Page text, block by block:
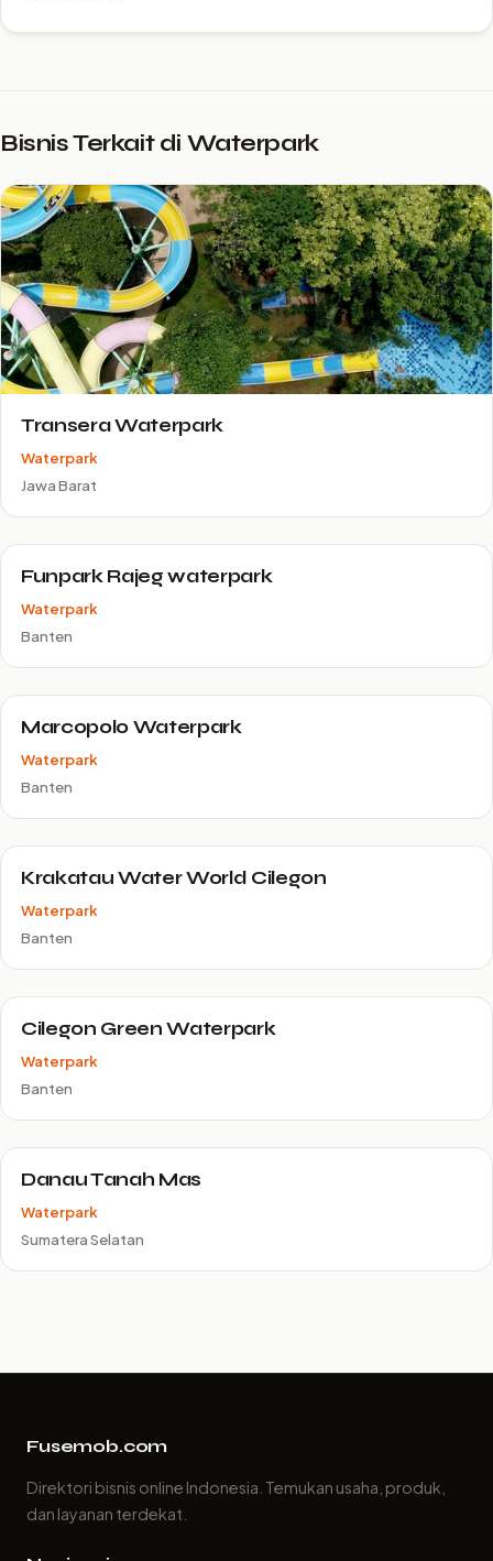
Bisnis Terkait di Waterpark
Transera Waterpark
Waterpark
Jawa Barat
Funpark Rajeg waterpark
Waterpark
Banten
Marcopolo Waterpark
Waterpark
Banten
Krakatau Water World Cilegon
Waterpark
Banten
Cilegon Green Waterpark
Waterpark
Banten
Danau Tanah Mas
Waterpark
Sumatera Selatan
Fusemob.com
Direktori bisnis online Indonesia. Temukan usaha, produk,
dan layanan terdekat.